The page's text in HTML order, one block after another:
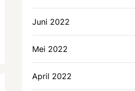
Juni 2022
Mei 2022
April 2022